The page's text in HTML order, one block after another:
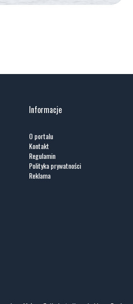
Informacje
O portalu
Kontakt
Regulamin
Polityka prywatności
Reklama